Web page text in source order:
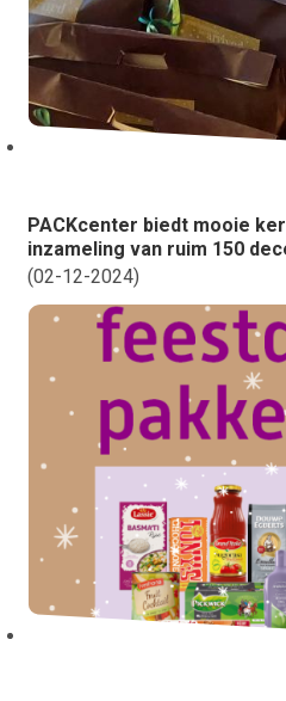
PACKcenter biedt mooie
inzameling van ruim 150
(02-12-2024)